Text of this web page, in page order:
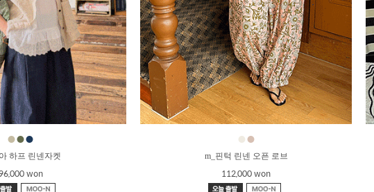
●●●
하프 린넨자켓
won
●●
m_핀턱 린넨 오픈 로브
112,000 won